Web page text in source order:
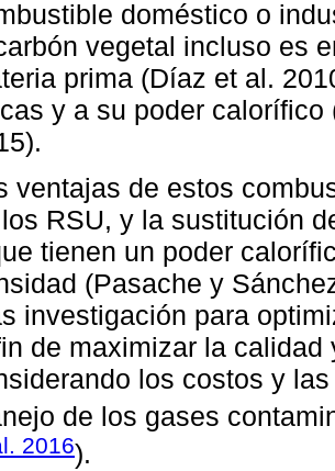
doméstico o
vegetal incluso es
prima (Díaz et al.
y a su poder calorífico
ventajas de estos
RSU, y la sustitución
tienen un poder
(Pasache y
investigación para
de maximizar la
los costos y
de los gases
2016).